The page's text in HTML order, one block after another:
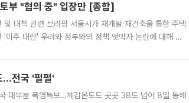
부 "협의 중" 입장만 [종합]
대책 관련 브리핑 서울시가 재개발·재건축을 통한 주택
주 대란' 우려와 정부와의 정책 엇박자 논란에 대해 정
…전국 '펄펄'
부분 폭염특보…체감온도도 곳곳 38도 넘어 8일 동해